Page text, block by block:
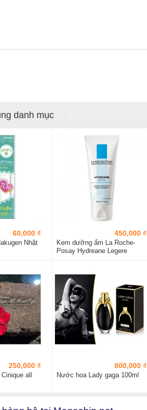
danh mục
60,000 ₫
Nhật
450,000 ₫
Kem dưỡng ẩm La Roche-
Posay Hydreane Legere
250,000 ₫
all
800,000 ₫
Nước hoa Lady gaga 100ml